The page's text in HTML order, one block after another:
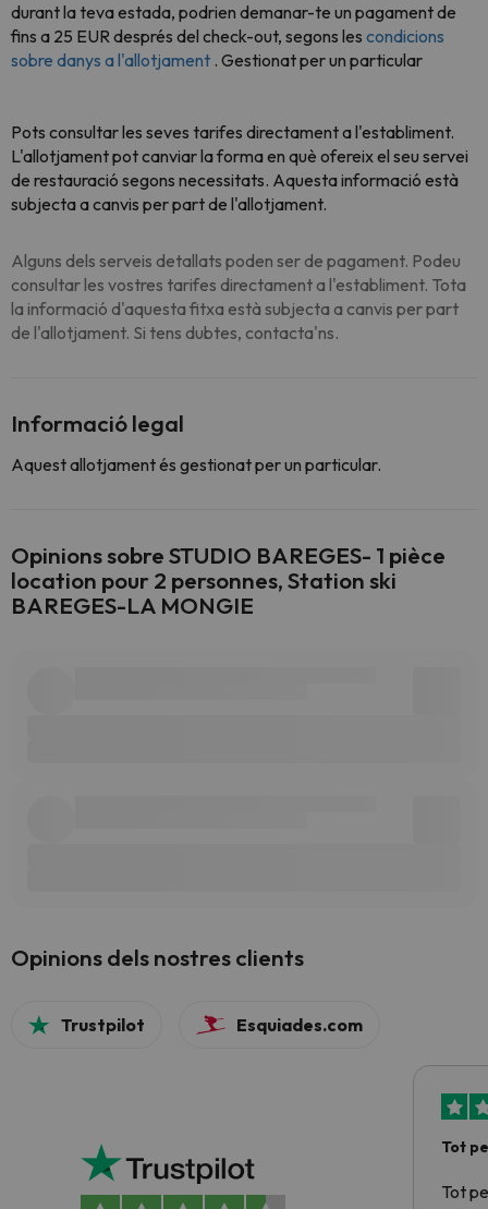
durant la teva estada, podrien demanar-te un pagament de
fins a 25 EUR després del check-out, segons les condicions
sobre danys a l'allotjament . Gestionat per un particular
Pots consultar les seves tarifes directament a l'establiment.
L'allotjament pot canviar la forma en què ofereix el seu servei
de restauració segons necessitats. Aquesta informació està
subjecta a canvis per part de l'allotjament.
Alguns dels serveis detallats poden ser de pagament. Podeu
consultar les vostres tarifes directament a l'establiment. Tota
la informació d'aquesta fitxa està subjecta a canvis per part
de l'allotjament. Si tens dubtes, contacta'ns.
Informació legal
Aquest allotjament és gestionat per un particular.
Opinions sobre STUDIO BAREGES- 1 pièce
location pour 2 personnes, Station ski
BAREGES-LA MONGIE
Opinions dels nostres clients
Trustpilot Esquiades.com
Tot
Tot